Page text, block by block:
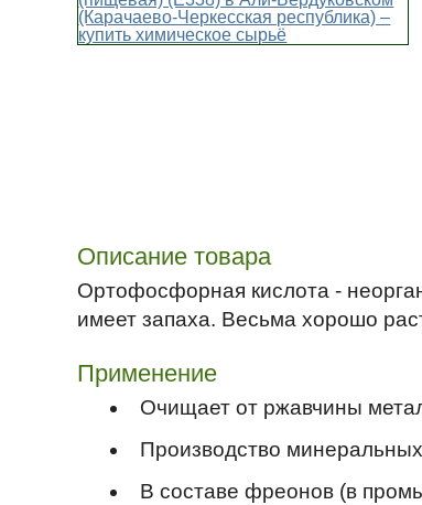
Описание товара
Ортофосфорная кислота -
имеет запаха. Весьма хорошо
Применение
Очищает от ржавчины
Производство
В составе фреонов (в